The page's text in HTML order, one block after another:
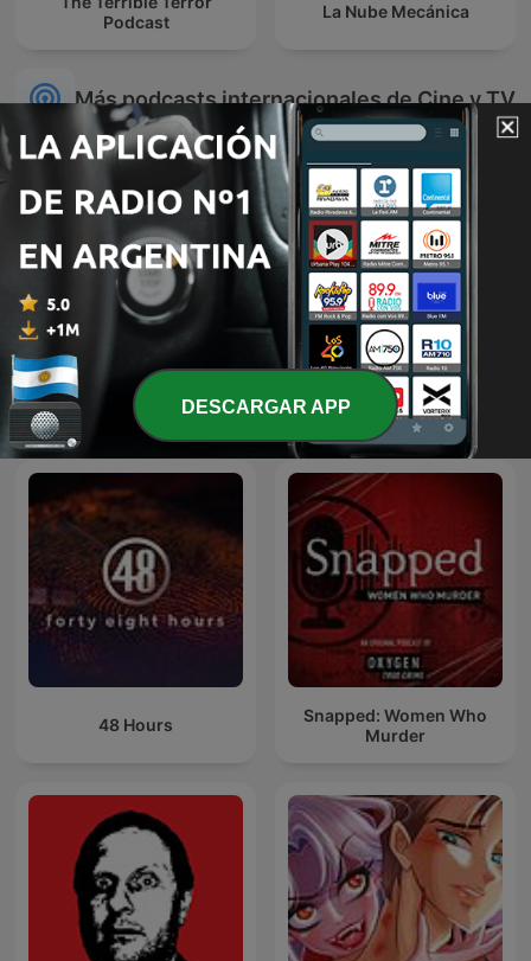
Podcast
La Nube Mecánica
Más podcasts internacionales de Cine y TV
Bigfoot and Beyond with
Cliff and Bobo
Reportéři ČT
48 Hours
Snapped: Women Who
Murder
DESCARGAR APP